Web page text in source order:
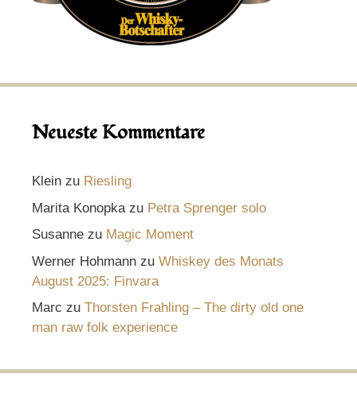
Neueste Kommentare
Klein zu Riesling
Marita Konopka zu Petra Sprenger solo
Susanne zu Magic Moment
Werner Hohmann zu Whiskey des Monats
August 2025: Finvara
Marc zu Thorsten Frahling – The dirty old one
man raw folk experience